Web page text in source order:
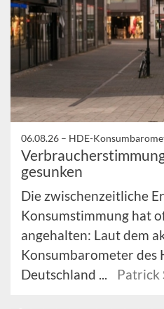
06.08.26 – HDE-
gesunken
Die zwischenzeitliche
Konsumstimmung hat
angehalten: Laut dem
Konsumbarometer des
Deutschland ...
Patrick